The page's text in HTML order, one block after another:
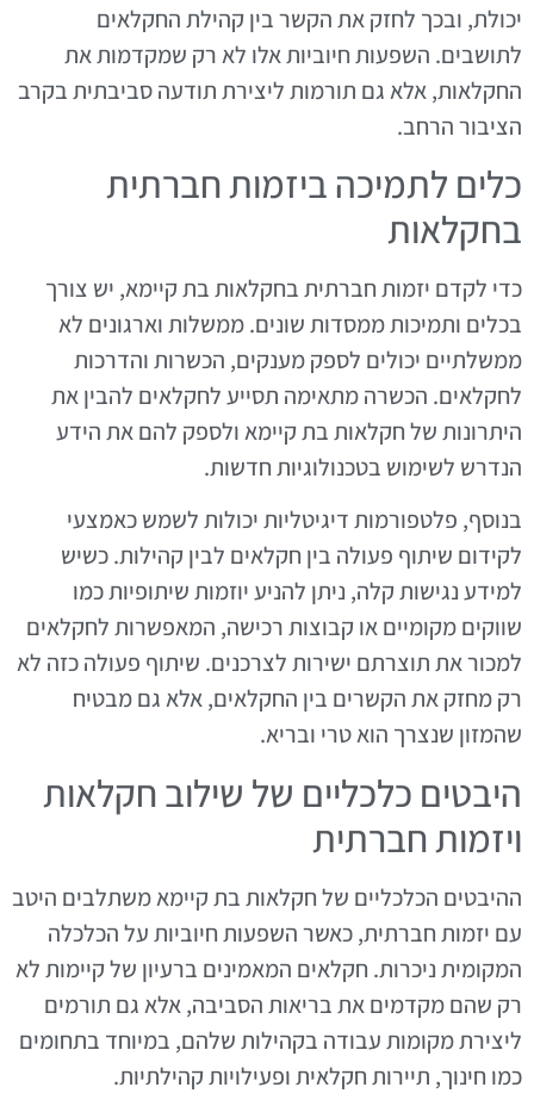
יכולת, ובכך לחזק את הקשר בין קהילת החקלאים
לתושבים. השפעות חיוביות אלו לא רק שמקדמות את
החקלאות, אלא גם תורמות ליצירת תודעה סביבתית בקרב
הציבור הרחב.
כלים לתמיכה ביזמות חברתית
בחקלאות
כדי לקדם יזמות חברתית בחקלאות בת קיימא, יש צורך
בכלים ותמיכות ממסדות שונים. ממשלות וארגונים לא
ממשלתיים יכולים לספק מענקים, הכשרות והדרכות
לחקלאים. הכשרה מתאימה תסייע לחקלאים להבין את
היתרונות של חקלאות בת קיימא ולספק להם את הידע
הנדרש לשימוש בטכנולוגיות חדשות.
בנוסף, פלטפורמות דיגיטליות יכולות לשמש כאמצעי
לקידום שיתוף פעולה בין חקלאים לבין קהילות. כשיש
למידע נגישות קלה, ניתן להניע יוזמות שיתופיות כמו
שווקים מקומיים או קבוצות רכישה, המאפשרות לחקלאים
למכור את תוצרתם ישירות לצרכנים. שיתוף פעולה כזה לא
רק מחזק את הקשרים בין החקלאים, אלא גם מבטיח
שהמזון שנצרך הוא טרי ובריא.
היבטים כלכליים של שילוב חקלאות
ויזמות חברתית
ההיבטים הכלכליים של חקלאות בת קיימא משתלבים היטב
עם יזמות חברתית, כאשר השפעות חיוביות על הכלכלה
המקומית ניכרות. חקלאים המאמינים ברעיון של קיימות לא
רק שהם מקדמים את בריאות הסביבה, אלא גם תורמים
ליצירת מקומות עבודה בקהילות שלהם, במיוחד בתחומים
כמו חינוך, תיירות חקלאית ופעילויות קהילתיות.